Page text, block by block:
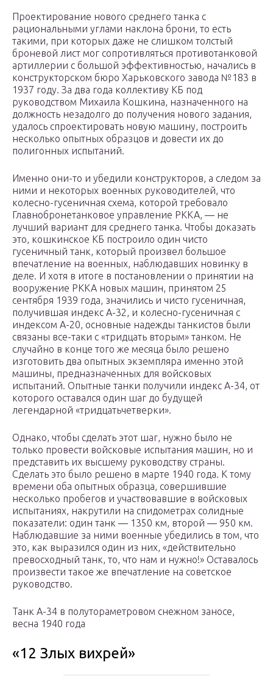
Проектирование нового среднего танка с
рациональными углами наклона брони, то есть
такими, при которых даже не слишком толстый
броневой лист мог сопротивляться противотанковой
артиллерии с большой эффективностью, начались в
конструкторском бюро Харьковского завода №183 в
1937 году. За два года коллективу КБ под
руководством Михаила Кошкина, назначенного на
должность незадолго до получения нового задания,
удалось спроектировать новую машину, построить
несколько опытных образцов и довести их до
полигонных испытаний.
Именно они-то и убедили конструкторов, а следом за
ними и некоторых военных руководителей, что
колесно-гусеничная схема, которой требовало
Главнобронетанковое управление РККА, — не
лучший вариант для среднего танка. Чтобы доказать
это, кошкинское КБ построило один чисто
гусеничный танк, который произвел большое
впечатление на военных, наблюдавших новинку в
деле. И хотя в итоге в постановлении о принятии на
вооружение РККА новых машин, принятом 25
сентября 1939 года, значились и чисто гусеничная,
получившая индекс А-32, и колесно-гусеничная с
индексом А-20, основные надежды танкистов были
связаны все-таки с «тридцать вторым» танком. Не
случайно в конце того же месяца было решено
изготовить два опытных экземпляра именно этой
машины, предназначенных для войсковых
испытаний. Опытные танки получили индекс А-34, от
которого оставался один шаг до будущей
легендарной «тридцатьчетверки».
Однако, чтобы сделать этот шаг, нужно было не
только провести войсковые испытания машин, но и
представить их высшему руководству страны.
Сделать это было решено в марте 1940 года. К тому
времени оба опытных образца, совершившие
несколько пробегов и участвовавшие в войсковых
испытаниях, накрутили на спидометрах солидные
показатели: один танк — 1350 км, второй — 950 км.
Наблюдавшие за ними военные убедились в том, что
это, как выразился один из них, «действительно
превосходный танк, то, что нам и нужно!» Оставалось
произвести такое же впечатление на советское
руководство.
Танк А-34 в полутораметровом снежном заносе,
весна 1940 года
«12 Злых вихрей»